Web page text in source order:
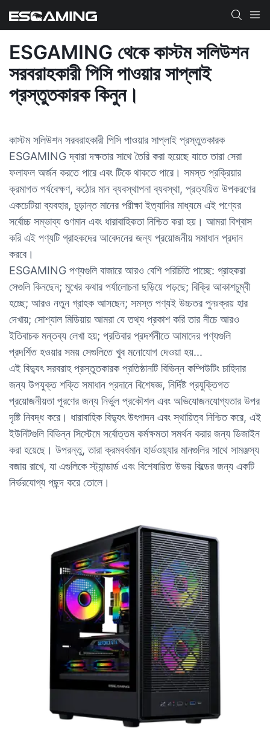
ESGAMING থেকে কাস্টম সলিউশন
সরবরাহকারী পিসি পাওয়ার সাপ্লাই
প্রস্তুতকারক কিনুন।
কাস্টম সলিউশন সরবরাহকারী পিসি পাওয়ার সাপ্লাই প্রস্তুতকারক
ESGAMING দ্বারা দক্ষতার সাথে তৈরি করা হয়েছে যাতে তারা সেরা
ফলাফল অর্জন করতে পারে এবং টিকে থাকতে পারে। সমস্ত প্রক্রিয়ার
ক্রমাগত পর্যবেক্ষণ, কঠোর মান ব্যবস্থাপনা ব্যবস্থা, প্রত্যয়িত উপকরণের
একচেটিয়া ব্যবহার, চূড়ান্ত মানের পরীক্ষা ইত্যাদির মাধ্যমে এই পণ্যের
সর্বোচ্চ সম্ভাব্য গুণমান এবং ধারাবাহিকতা নিশ্চিত করা হয়। আমরা বিশ্বাস
করি এই পণ্যটি গ্রাহকদের আবেদনের জন্য প্রয়োজনীয় সমাধান প্রদান
করবে।
ESGAMING পণ্যগুলি বাজারে আরও বেশি পরিচিতি পাচ্ছে: গ্রাহকরা
সেগুলি কিনছেন; মুখের কথার পর্যালোচনা ছড়িয়ে পড়ছে; বিক্রি আকাশচুম্বী
হচ্ছে; আরও নতুন গ্রাহক আসছেন; সমস্ত পণ্যই উচ্চতর পুনঃক্রয় হার
দেখায়; সোশ্যাল মিডিয়ায় আমরা যে তথ্য প্রকাশ করি তার নীচে আরও
ইতিবাচক মন্তব্য লেখা হয়; প্রতিবার প্রদর্শনীতে আমাদের পণ্যগুলি
প্রদর্শিত হওয়ার সময় সেগুলিতে খুব মনোযোগ দেওয়া হয়...
এই বিদ্যুৎ সরবরাহ প্রস্তুতকারক প্রতিষ্ঠানটি বিভিন্ন কম্পিউটিং চাহিদার
জন্য উপযুক্ত শক্তি সমাধান প্রদানে বিশেষজ্ঞ, নির্দিষ্ট প্রযুক্তিগত
প্রয়োজনীয়তা পূরণের জন্য নির্ভুল প্রকৌশল এবং অভিযোজনযোগ্যতার উপর
দৃষ্টি নিবদ্ধ করে। ধারাবাহিক বিদ্যুৎ উৎপাদন এবং স্থায়িত্ব নিশ্চিত করে, এই
ইউনিটগুলি বিভিন্ন সিস্টেমে সর্বোত্তম কর্মক্ষমতা সমর্থন করার জন্য ডিজাইন
করা হয়েছে। উপরন্তু, তারা ক্রমবর্ধমান হার্ডওয়্যার মানগুলির সাথে সামঞ্জস্য
বজায় রাখে, যা এগুলিকে স্ট্যান্ডার্ড এবং বিশেষায়িত উভয় বিল্ডের জন্য একটি
নির্ভরযোগ্য পছন্দ করে তোলে।